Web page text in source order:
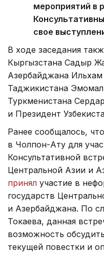
мероприятий в
свое
В ходе заседания
Кыргызстана Садыр
Азербайджана
Таджикистана
Туркменистана
и Президент
Ранее сообщалось,
в Чолпон-Ату для
Консультативной
Центральной Азии и
принял участие в
государств
и Азербайджана. По
Токаева, данная
возможность
текущей повестки и